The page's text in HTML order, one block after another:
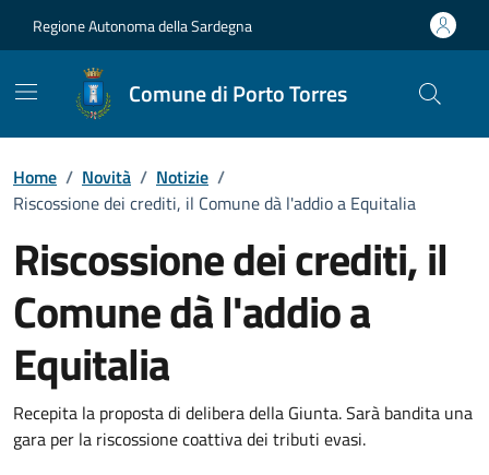
Regione Autonoma della Sardegna
Comune di Porto Torres
Home / Novità / Notizie /
Riscossione dei crediti, il Comune dà l'addio a Equitalia
Riscossione dei crediti, il
Comune dà l'addio a
Equitalia
Dettagli della notizia
Recepita la proposta di delibera della Giunta. Sarà bandita una
gara per la riscossione coattiva dei tributi evasi.